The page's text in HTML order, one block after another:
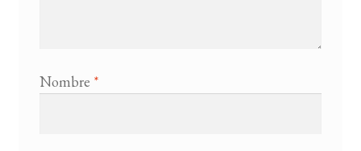
Nombre *